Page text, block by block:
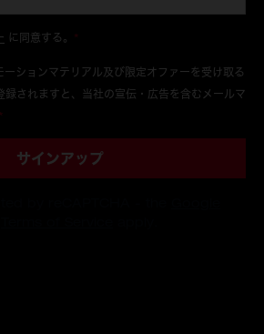
に同意する。 *
ーションマテリアル及び限定オファーを受け取る
録されますと、当社の宣伝・広告を含むメールマ
*
サインアップ